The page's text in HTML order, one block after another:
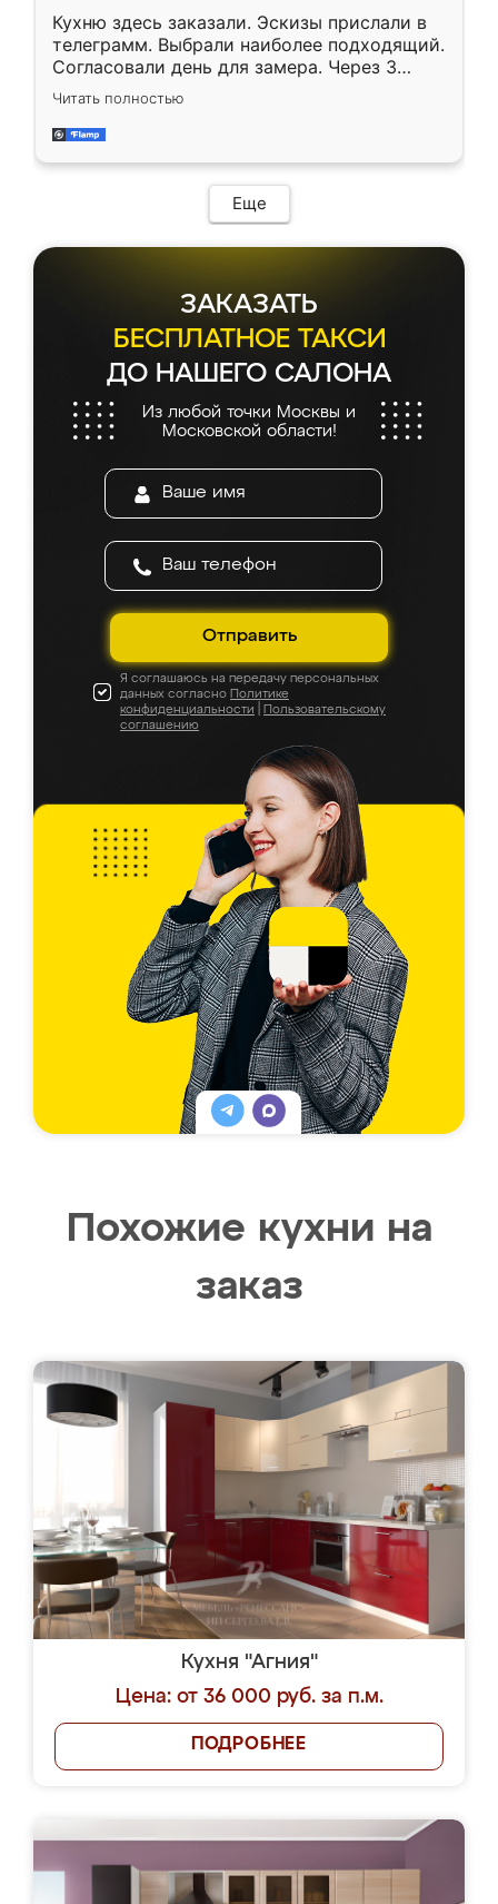
Кухню здесь заказали. Эскизы прислали в
телеграмм. Выбрали наиболее подходящий.
Согласовали день для замера. Через 3
недели кухня была уже готова. Остались
довольны работой. Спасибо Ренессанс
мебель за качественную работу!
Читать полностью
Еще
ЗАКАЗАТЬ
БЕСПЛАТНОЕ ТАКСИ
ДО НАШЕГО САЛОНА
Из любой точки Москвы и
Московской области!
Отправить
Я соглашаюсь на передачу персональных
данных согласно Политике
конфиденциальности
Пользовательскому
соглашению
Похожие кухни на
заказ
Кухня "Агния"
Цена: от 36 000 руб. за п.м.
ПОДРОБНЕЕ